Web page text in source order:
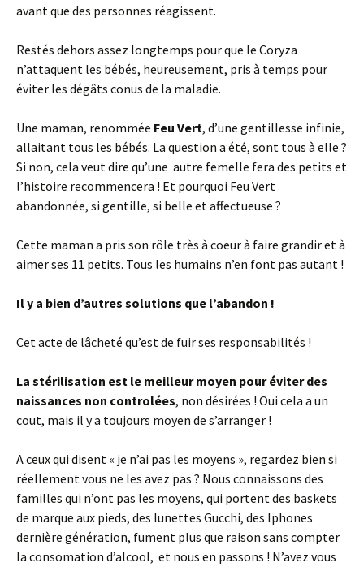
avant que des personnes réagissent.
Restés dehors assez longtemps pour que le Coryza
n’attaquent les bébés, heureusement, pris à temps pour
éviter les dégâts conus de la maladie.
Une maman, renommée Feu Vert, d’une gentillesse infinie,
allaitant tous les bébés. La question a été, sont tous à elle ?
Si non, cela veut dire qu’une autre femelle fera des petits et
l’histoire recommencera ! Et pourquoi Feu Vert
abandonnée, si gentille, si belle et affectueuse ?
Cette maman a pris son rôle très à coeur à faire grandir et à
aimer ses 11 petits. Tous les humains n’en font pas autant !
Il y a bien d’autres solutions que l’abandon !
Cet acte de lâcheté qu’est de fuir ses responsabilités !
La stérilisation est le meilleur moyen pour éviter des
naissances non controlées, non désirées ! Oui cela a un
cout, mais il y a toujours moyen de s’arranger !
A ceux qui disent « je n’ai pas les moyens », regardez bien si
réellement vous ne les avez pas ? Nous connaissons des
familles qui n’ont pas les moyens, qui portent des baskets
de marque aux pieds, des lunettes Gucchi, des Iphones
dernière génération, fument plus que raison sans compter
la consomation d’alcool, et nous en passons ! N’avez vous